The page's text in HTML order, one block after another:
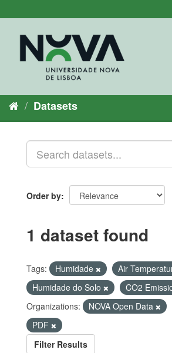
to
Datasets
Order by
1 dataset found
Tags: Humidade
Air
Humidade do Solo
CO2
Organizations:
NOVA Open Data
PDF
Filter Results